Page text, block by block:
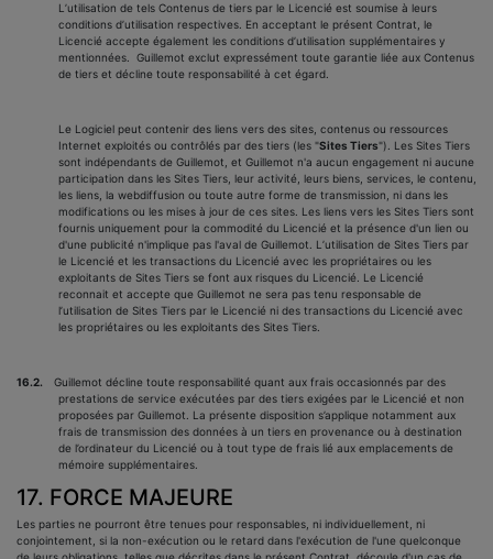
L’utilisation de tels Contenus de tiers par le Licencié est soumise à leurs
conditions d’utilisation respectives. En acceptant le présent Contrat, le
Licencié accepte également les conditions d’utilisation supplémentaires y
mentionnées. Guillemot exclut expressément toute garantie liée aux Contenus
de tiers et décline toute responsabilité à cet égard.
Le Logiciel peut contenir des liens vers des sites, contenus ou ressources
Internet exploités ou contrôlés par des tiers (les "Sites Tiers"). Les Sites Tiers
sont indépendants de Guillemot, et Guillemot n'a aucun engagement ni aucune
participation dans les Sites Tiers, leur activité, leurs biens, services, le contenu,
les liens, la webdiffusion ou toute autre forme de transmission, ni dans les
modifications ou les mises à jour de ces sites. Les liens vers les Sites Tiers sont
fournis uniquement pour la commodité du Licencié et la présence d'un lien ou
d'une publicité n'implique pas l'aval de Guillemot. L’utilisation de Sites Tiers par
le Licencié et les transactions du Licencié avec les propriétaires ou les
exploitants de Sites Tiers se font aux risques du Licencié. Le Licencié
reconnait et accepte que Guillemot ne sera pas tenu responsable de
l’utilisation de Sites Tiers par le Licencié ni des transactions du Licencié avec
les propriétaires ou les exploitants des Sites Tiers.
16.2.
Guillemot décline toute responsabilité quant aux frais occasionnés par des
prestations de service exécutées par des tiers exigées par le Licencié et non
proposées par Guillemot. La présente disposition s’applique notamment aux
frais de transmission des données à un tiers en provenance ou à destination
de l’ordinateur du Licencié ou à tout type de frais lié aux emplacements de
mémoire supplémentaires.
17. FORCE MAJEURE
Les parties ne pourront être tenues pour responsables, ni individuellement, ni
conjointement, si la non-exécution ou le retard dans l'exécution de l'une quelconque